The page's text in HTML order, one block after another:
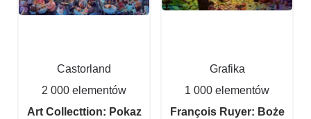
Castorland
2 000 elementów
Art Collecttion: Pokaz
Grafika
1 000 elementów
François Ruyer: Boże